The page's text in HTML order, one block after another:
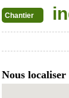
Chantier
Nous localiser